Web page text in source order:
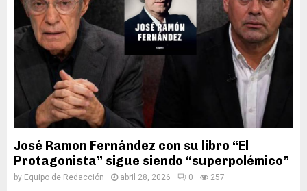
José Ramon Fernández con su libro “El
Protagonista” sigue siendo “superpolémico”
by Equipo de Redacción abril 28, 2026 0 257